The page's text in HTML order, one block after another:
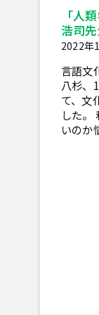
「人
浩司
2022年
言語文
八杉、
て、文
した。
いのか